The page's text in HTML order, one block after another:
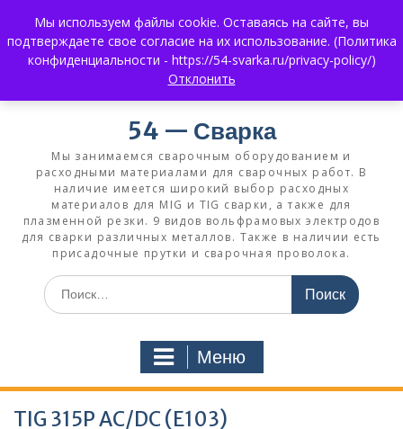
содержимому
+7 (383) 375-0008
3750008@mail.ru
What's App:
+7 930 858 02 99
54 — Сварка
Мы занимаемся сварочным оборудованием и
расходными материалами для сварочных работ. В
наличие имеется широкий выбор расходных
материалов для MIG и TIG сварки, а также для
плазменной резки. 9 видов вольфрамовых электродов
для сварки различных металлов. Также в наличии есть
присадочные прутки и сварочная проволока.
Искать:
Меню
TIG 315P AC/DC (E103)
Мы используем файлы cookie. Оставаясь на сайте, вы
подтверждаете свое согласие на их использование. (Политика
конфиденциальности - https://54-svarka.ru/privacy-policy/)
Отклонить